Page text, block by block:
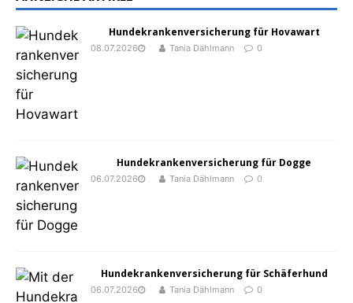
Hundekrankenversicherung für Hovawart
08.07.2026 Tania Dählmann 0
Hundekrankenversicherung für Dogge
06.07.2026 Tania Dählmann 0
Hundekrankenversicherung für Schäferhund
06.07.2026 Tania Dählmann 0